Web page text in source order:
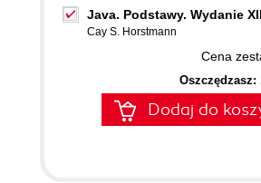
Java. Podstawy. Wydanie
Cay S. Horstmann
Cena
Oszczędzasz:
Dodaj do